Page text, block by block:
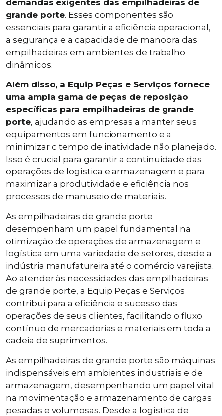
demandas exigentes das empilhadeiras de
grande porte. Esses componentes são
essenciais para garantir a eficiência operacional,
a segurança e a capacidade de manobra das
empilhadeiras em ambientes de trabalho
dinâmicos.
Além disso, a Equip Peças e Serviços fornece
uma ampla gama de peças de reposição
específicas para empilhadeiras de grande
porte, ajudando as empresas a manter seus
equipamentos em funcionamento e a
minimizar o tempo de inatividade não planejado.
Isso é crucial para garantir a continuidade das
operações de logística e armazenagem e para
maximizar a produtividade e eficiência nos
processos de manuseio de materiais.
As empilhadeiras de grande porte
desempenham um papel fundamental na
otimização de operações de armazenagem e
logística em uma variedade de setores, desde a
indústria manufatureira até o comércio varejista.
Ao atender às necessidades das empilhadeiras
de grande porte, a Equip Peças e Serviços
contribui para a eficiência e sucesso das
operações de seus clientes, facilitando o fluxo
contínuo de mercadorias e materiais em toda a
cadeia de suprimentos.
As empilhadeiras de grande porte são máquinas
indispensáveis em ambientes industriais e de
armazenagem, desempenhando um papel vital
na movimentação e armazenamento de cargas
pesadas e volumosas. Desde a logística de